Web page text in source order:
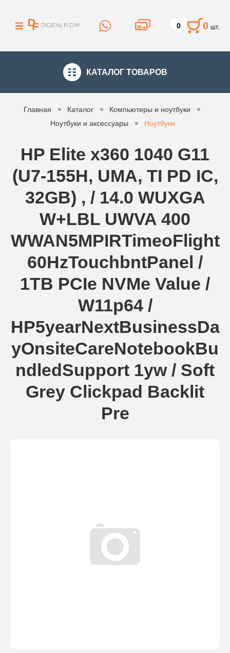
0 0 шт.
КАТАЛОГ ТОВАРОВ
Главная Каталог
Компьютеры и ноутбуки
Ноутбуки и аксессуары
Ноутбуки
HP Elite x360 1040 G11
(U7-155H, UMA, TI PD IC,
32GB) , / 14.0 WUXGA
W+LBL UWVA 400
WWAN5MPIRTimeoFlight
60HzTouchbntPanel /
1TB PCIe NVMe Value /
W11p64 /
HP5yearNextBusinessDa
yOnsiteCareNotebookBu
ndledSupport 1yw / Soft
Grey Clickpad Backlit
Pre